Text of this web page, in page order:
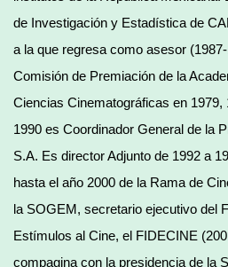
de Investigación y Estadística de
a la que regresa como asesor
Comisión de Premiación de la
Ciencias Cinematográficas en 1979,
1990 es Coordinador General de la
S.A. Es director Adjunto de 1992 a
hasta el año 2000 de la Rama de
la SOGEM, secretario ejecutivo del
Estímulos al Cine, el FIDECINE
compagina con la presidencia de la